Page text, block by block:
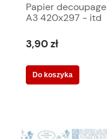
Papier decoupage
A3 420x297 - itd
3,90 zł
Do koszyka